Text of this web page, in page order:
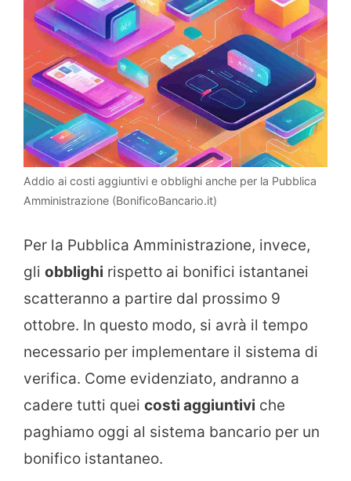
Addio ai costi aggiuntivi e obblighi anche per la Pubblica
Amministrazione (BonificoBancario.it)
Per la Pubblica Amministrazione, invece,
gli obblighi rispetto ai bonifici istantanei
scatteranno a partire dal prossimo 9
ottobre. In questo modo, si avrà il tempo
necessario per implementare il sistema di
verifica. Come evidenziato, andranno a
cadere tutti quei costi aggiuntivi che
paghiamo oggi al sistema bancario per un
bonifico istantaneo.